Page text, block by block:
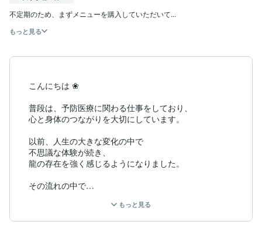
不定期のため、まずメニューを購入していただいて...
もっと見る
こんにちは ❀
普段は、予防医療に関わる仕事をしており、
心と身体のつながりを大切にしています。
以前、人生の大きな変化の中で
不思議な体験が続き、
龍の存在を強く感じるようになりました。
その流れの中で
エネルギーや感覚にとても敏感になり、
もっと見る